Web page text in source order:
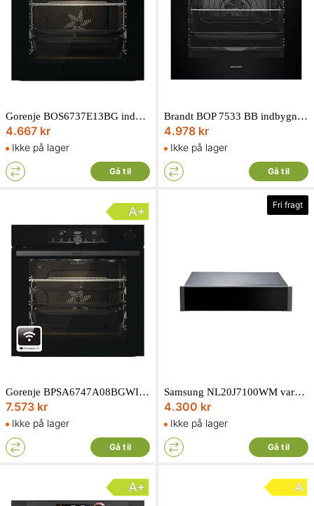
Gorenje BOS6737E13BG indbygningsovn sort 77L
4.667 kr
Ikke på lager
Gå til
Brandt BOP 7533 BB indbygningsovn sort 73L
4.978 kr
Ikke på lager
Gå til
Gorenje BPSA6747A08BGWI indbygningsovn sort 77L
7.573 kr
Ikke på lager
Gå til
Fri fragt
Samsung NL20J7100WM varmeskuffe sort/rustfri 25L
4.300 kr
Ikke på lager
Gå til